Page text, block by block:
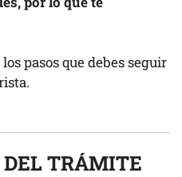
pasos que debes seguir
TRÁMITE